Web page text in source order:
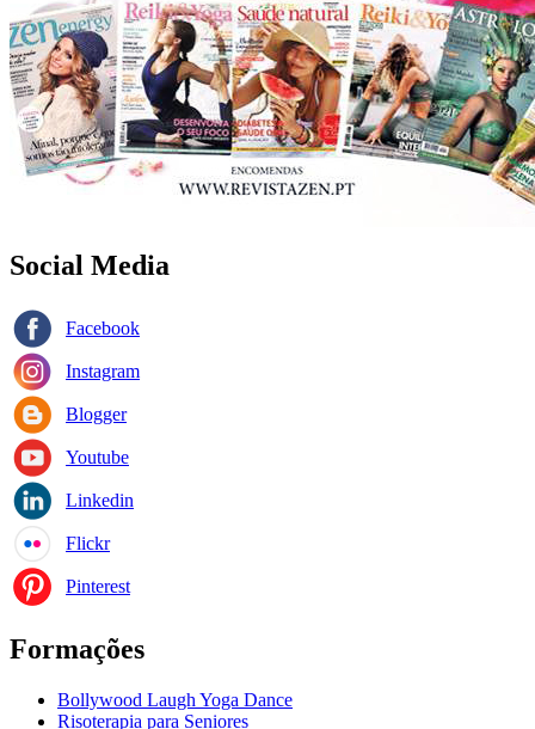
Social Media
Facebook
Instagram
Blogger
Youtube
Linkedin
Flickr
Pinterest
Formações
Bollywood Laugh Yoga Dance
Risoterapia para Seniores